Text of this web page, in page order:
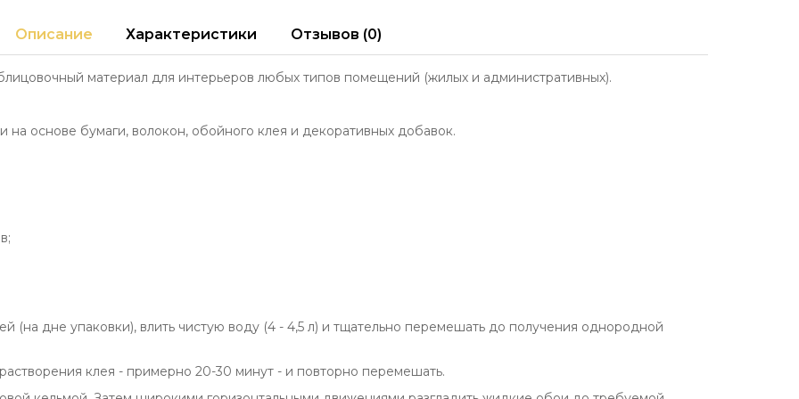
Описание Характеристики Отзывов (0)
материал для интерьеров любых типов помещений (жилых и административных).
основе бумаги, волокон, обойного клея и декоративных добавок.
(на дне упаковки), влить чистую воду (4 - 4,5 л) и тщательно перемешать до получения однородной
клея - примерно 20-30 минут - и повторно перемешать.